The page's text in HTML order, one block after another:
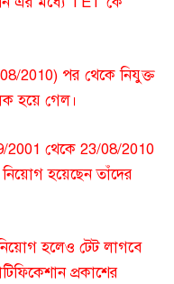
2010) পর থেকে নিযুক্ত
হয়ে গেল।
2001 থেকে 23/08/2010
নিয়োগ হয়েছেন তাঁদের
হলেও টেট লাগবে
প্রকাশের